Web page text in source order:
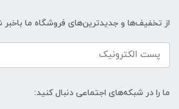
از تخفیف‌ها و جدیدترین‌های فروشگاه ما باخبر
ما را در شبکه‌های اجتماعی دنبال کنید: